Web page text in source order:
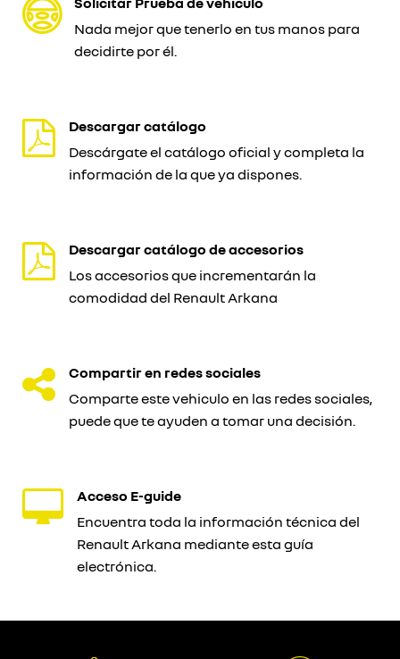
Nada mejor que tenerlo en tus manos para
decidirte por él.
Descargar catálogo
Descárgate el catálogo oficial y completa la
información de la que ya dispones.
Descargar catálogo de accesorios
Los accesorios que incrementarán la
comodidad del Renault Arkana
Compartir en redes sociales
Comparte este vehiculo en las redes sociales,
puede que te ayuden a tomar una decisión.
Acceso E-guide
Encuentra toda la información técnica del
Renault Arkana mediante esta guía
electrónica.